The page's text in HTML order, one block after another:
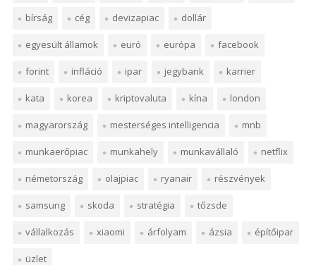
bírság cég devizapiac dollár
egyesült államok euró európa facebook
forint infláció ipar jegybank karrier
kata korea kriptovaluta kína london
magyarország mesterséges intelligencia mnb
munkaerőpiac munkahely munkavállaló netflix
németország olajpiac ryanair részvények
samsung skoda stratégia tőzsde
vállalkozás xiaomi árfolyam ázsia építőipar
üzlet